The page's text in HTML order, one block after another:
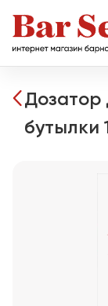
Дозатор
бутылки